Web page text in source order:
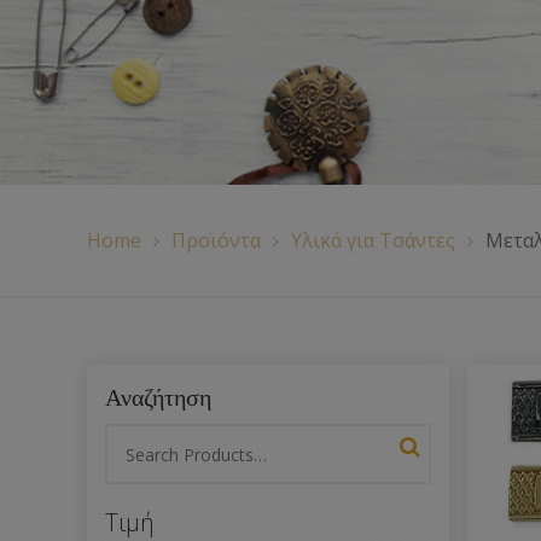
Χερούλια Τσάντας
Ιμάντες
Πλέγματα
Home Προϊόντα Υλικά για Τσάντες
Αναζήτηση
Τιμή